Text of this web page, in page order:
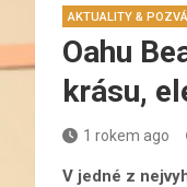
AKTUALITY &
Oahu
krásu,
1 rokem ago
V jedné z